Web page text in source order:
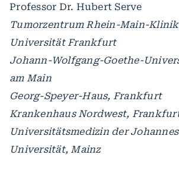
Professor Dr. Hubert Serve
Tumorzentrum Rhein-Main-
Universität Frankfurt
Johann-Wolfgang-Goethe-
am Main
Georg-Speyer-Haus, Frankfurt
Krankenhaus Nordwest,
Universitätsmedizin der
Universität, Mainz